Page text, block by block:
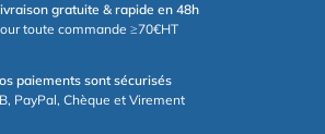
gratuite & rapide en 48h
toute commande ≥70€HT
paiements sont sécurisés
PayPal, Chèque et Virement